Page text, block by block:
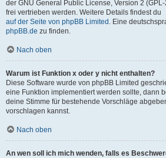
der GNU General Public License, Version 2
frei vertrieben werden. Weitere Details findest du
auf der Seite von phpBB Limited . Eine
phpBB.de zu finden.
Nach oben
Warum ist Funktion x oder y nicht enthalten?
Diese Software wurde von phpBB Limited
eine Funktion implementiert werden sollte, dann
deine Stimme für bestehende Vorschläge
vorschlagen kannst.
Nach oben
An wen soll ich mich wenden, falls es